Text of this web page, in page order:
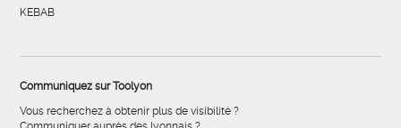
KEBAB
Communiquez sur Toolyon
Vous recherchez à obtenir plus de visibilité ?